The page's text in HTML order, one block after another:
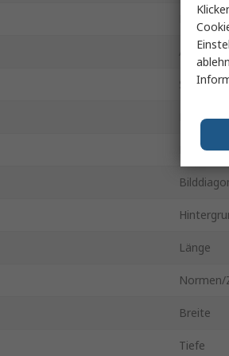
Speicher
Länge
Normen/
Breite
Tiefe